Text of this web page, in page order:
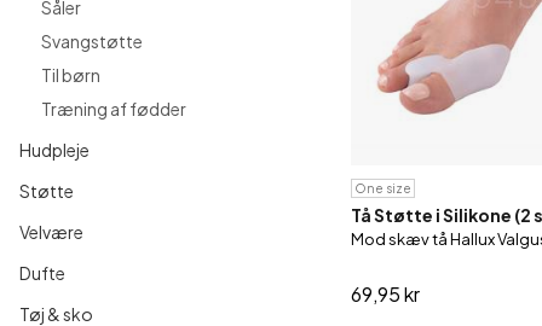
Til børn
Undertøj
Såler
Svangstøtte
Til børn
Træning af fødder
Hudpleje
Støtte
Velvære
Dufte
Tøj & sko
One size
Tå Støtte i Silikone (2
Mod skæv tå Hallux
69,95 kr